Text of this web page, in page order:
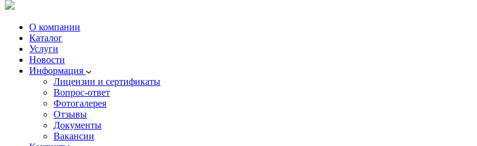
О компании
Каталог
Услуги
Новости
Информация
Лицензии и сертификаты
Вопрос-ответ
Фотогалерея
Отзывы
Документы
Вакансии